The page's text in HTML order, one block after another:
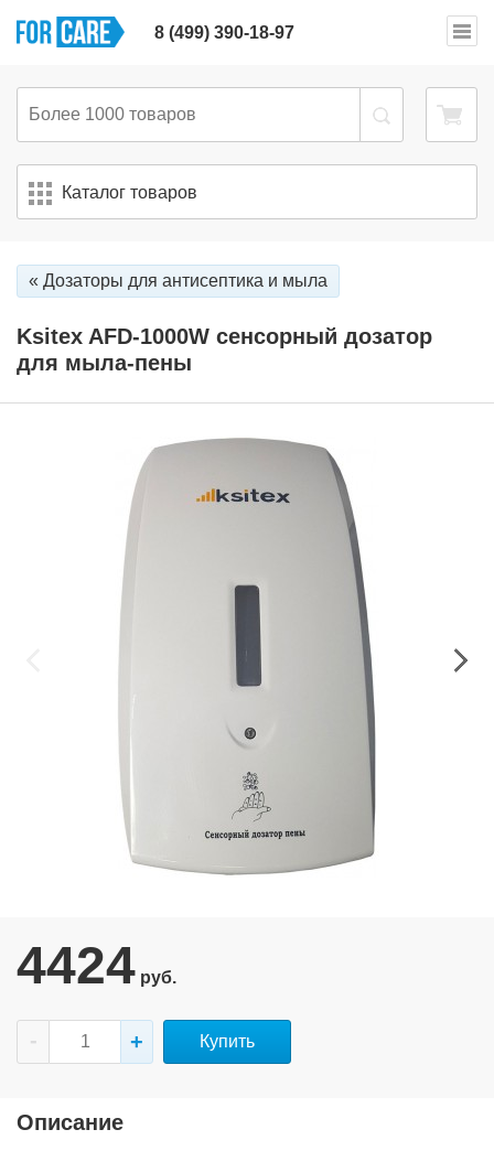
8 (499) 390-18-97
Каталог товаров
« Дозаторы для антисептика и мыла
Ksitex AFD-1000W сенсорный дозатор
для мыла-пены
4424 руб.
Купить
Описание